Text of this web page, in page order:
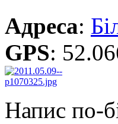
Адреса:
GPS:
Напис по-